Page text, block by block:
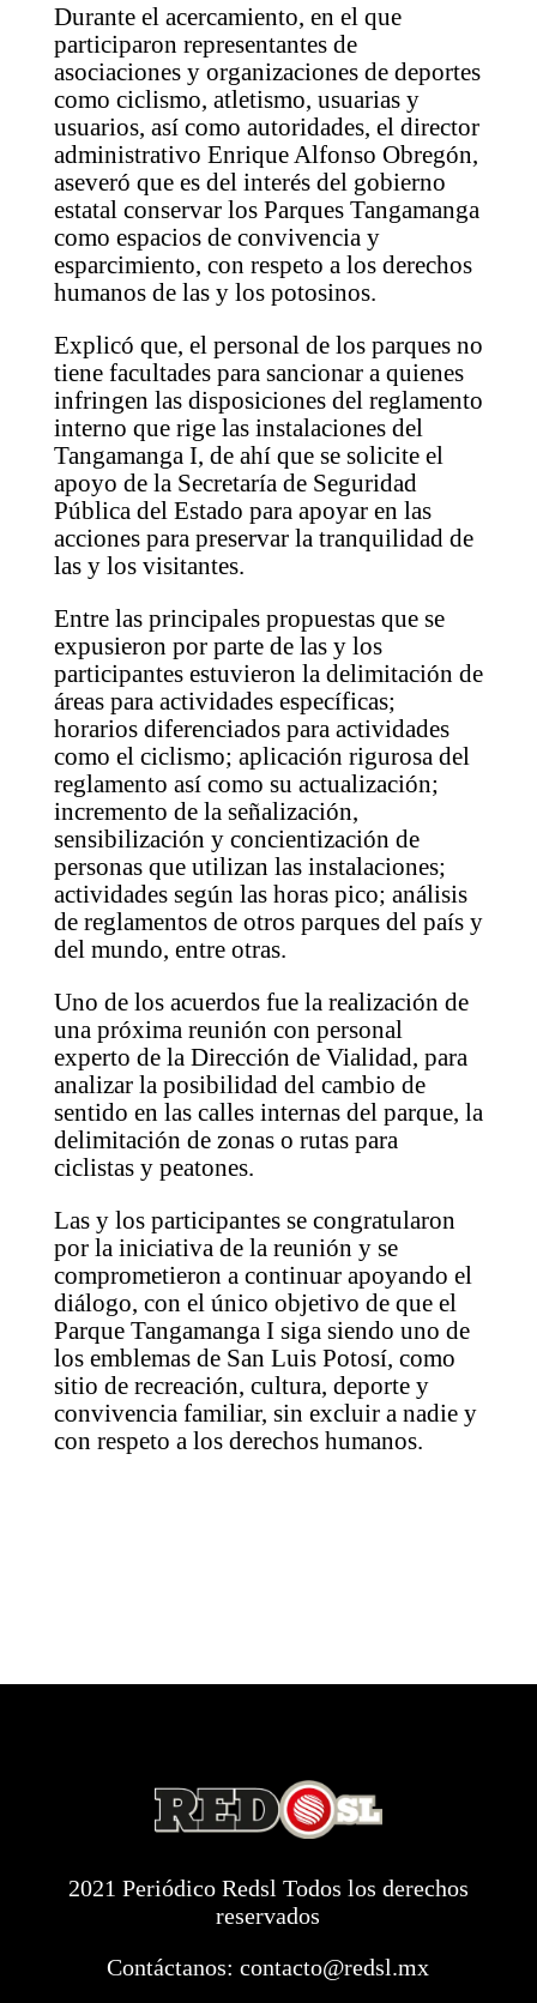
Durante el acercamiento, en el que
participaron representantes de
asociaciones y organizaciones de deportes
como ciclismo, atletismo, usuarias y
usuarios, así como autoridades, el director
administrativo Enrique Alfonso Obregón,
aseveró que es del interés del gobierno
estatal conservar los Parques Tangamanga
como espacios de convivencia y
esparcimiento, con respeto a los derechos
humanos de las y los potosinos.
Explicó que, el personal de los parques no
tiene facultades para sancionar a quienes
infringen las disposiciones del reglamento
interno que rige las instalaciones del
Tangamanga I, de ahí que se solicite el
apoyo de la Secretaría de Seguridad
Pública del Estado para apoyar en las
acciones para preservar la tranquilidad de
las y los visitantes.
Entre las principales propuestas que se
expusieron por parte de las y los
participantes estuvieron la delimitación de
áreas para actividades específicas;
horarios diferenciados para actividades
como el ciclismo; aplicación rigurosa del
reglamento así como su actualización;
incremento de la señalización,
sensibilización y concientización de
personas que utilizan las instalaciones;
actividades según las horas pico; análisis
de reglamentos de otros parques del país y
del mundo, entre otras.
Uno de los acuerdos fue la realización de
una próxima reunión con personal
experto de la Dirección de Vialidad, para
analizar la posibilidad del cambio de
sentido en las calles internas del parque, la
delimitación de zonas o rutas para
ciclistas y peatones.
Las y los participantes se congratularon
por la iniciativa de la reunión y se
comprometieron a continuar apoyando el
diálogo, con el único objetivo de que el
Parque Tangamanga I siga siendo uno de
los emblemas de San Luis Potosí, como
sitio de recreación, cultura, deporte y
convivencia familiar, sin excluir a nadie y
con respeto a los derechos humanos.
2021 Periódico Redsl Todos los derechos
reservados
Contáctanos:contacto@redsl.mx